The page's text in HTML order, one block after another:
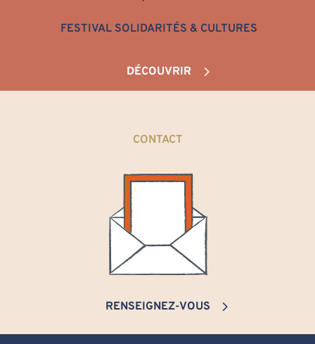
FESTIVAL SOLIDARITÉS & CULTURES
DÉCOUVRIR
CONTACT
RENSEIGNEZ-VOUS